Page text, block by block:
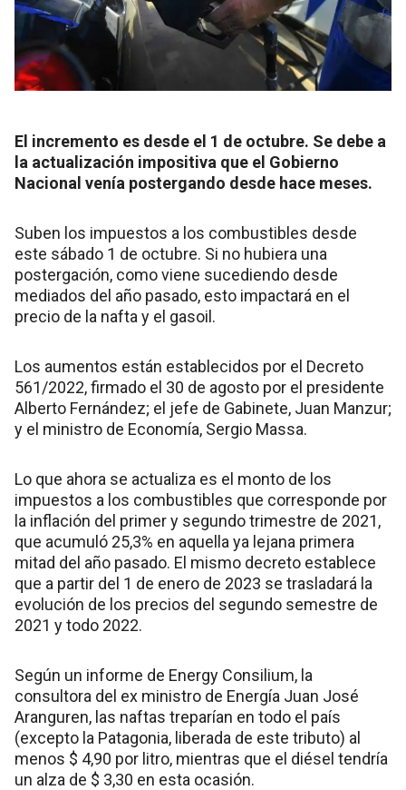
El incremento es desde el 1 de octubre. Se debe a
la actualización impositiva que el Gobierno
Nacional venía postergando desde hace meses.
Suben los impuestos a los combustibles desde
este sábado 1 de octubre. Si no hubiera una
postergación, como viene sucediendo desde
mediados del año pasado, esto impactará en el
precio de la nafta y el gasoil.
Los aumentos están establecidos por el Decreto
561/2022, firmado el 30 de agosto por el presidente
Alberto Fernández; el jefe de Gabinete, Juan Manzur;
y el ministro de Economía, Sergio Massa.
Lo que ahora se actualiza es el monto de los
impuestos a los combustibles que corresponde por
la inflación del primer y segundo trimestre de 2021,
que acumuló 25,3% en aquella ya lejana primera
mitad del año pasado. El mismo decreto establece
que a partir del 1 de enero de 2023 se trasladará la
evolución de los precios del segundo semestre de
2021 y todo 2022.
Según un informe de Energy Consilium, la
consultora del ex ministro de Energía Juan José
Aranguren, las naftas treparían en todo el país
(excepto la Patagonia, liberada de este tributo) al
menos $ 4,90 por litro, mientras que el diésel tendría
un alza de $ 3,30 en esta ocasión.